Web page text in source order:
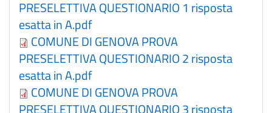
PRESELETTIVA QUESTIONARIO 1 risposta
esatta in A.pdf
COMUNE DI GENOVA PROVA
PRESELETTIVA QUESTIONARIO 2 risposta
esatta in A.pdf
COMUNE DI GENOVA PROVA
PRESELETTIVA QUESTIONARIO 3 risposta